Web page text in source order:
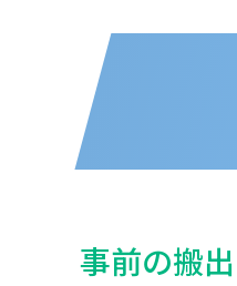
事前の搬